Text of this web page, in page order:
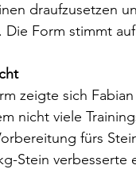
draufzusetzen
Die Form stimmt
zeigte sich
nicht viele
fürs
Stein verbesserte